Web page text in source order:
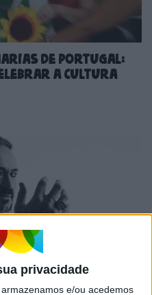
privacidade
armazenamos e/ou acedemos
de Portugal:
a cultura
muito